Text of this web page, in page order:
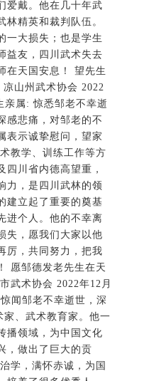
教学、训练工作等方
四川省内德高望重，
力，是四川武林的领
建立起了重要的奠基
进个人。他的不幸离
失，愿我们大家以他
厉，共同努力，把我
愿邹德发老先生在天
武术协会 2022年12月
闻邹老不幸逝世，深
、武术教育家。他一
播领域，为中国文化
，做出了巨大的贡
学，满怀赤诚，为国
培养了很多优秀人
巨大损失。 邹老生前
，令吾等受益匪浅，
眉武术协会对邹老逝
挚慰问！望邹老家属
一路走好！ 乐山市
唁电 邹德发先生亲属:
表示深切哀悼并向家
力武术事业的传承发